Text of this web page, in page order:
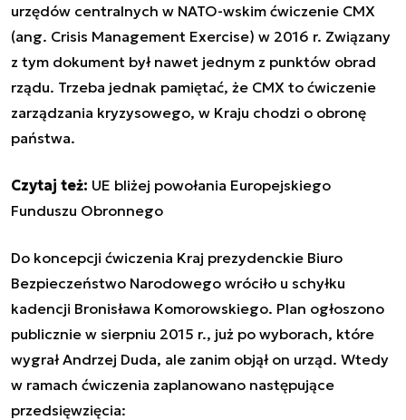
urzędów centralnych w NATO-wskim ćwiczenie CMX
(ang. Crisis Management Exercise) w 2016 r. Związany
z tym dokument był nawet jednym z punktów obrad
rządu. Trzeba jednak pamiętać, że CMX to ćwiczenie
zarządzania kryzysowego, w Kraju chodzi o obronę
państwa.
Czytaj też: UE bliżej powołania Europejskiego
Funduszu Obronnego
Do koncepcji ćwiczenia Kraj prezydenckie Biuro
Bezpieczeństwo Narodowego wróciło u schyłku
kadencji Bronisława Komorowskiego. Plan ogłoszono
publicznie w sierpniu 2015 r., już po wyborach, które
wygrał Andrzej Duda, ale zanim objął on urząd. Wtedy
w ramach ćwiczenia zaplanowano następujące
przedsięwzięcia: